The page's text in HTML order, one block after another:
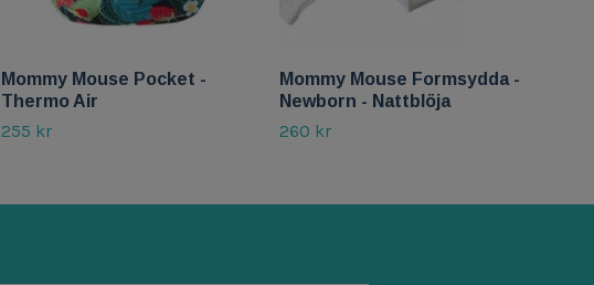
Mommy Mouse Pocket -
Thermo Air
255 kr
Mommy Mouse Formsydda -
Newborn - Nattblöja
260 kr